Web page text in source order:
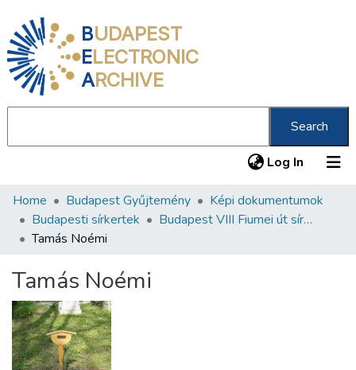
BUDAPEST
ELECTRONIC
ARCHIVE
Search
Log In (current)
Communities & Collections
All of DSpace
About us
Home Budapest Gyűjtemény
Képi dokumentumok
Budapesti sírkertek
Budapest VIII Fiumei út sírkert 2. rész
Tamás Noémi
Tamás Noémi